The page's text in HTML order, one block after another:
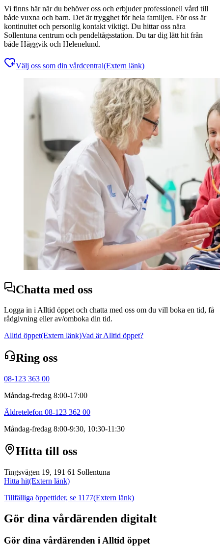
Vi finns här när du behöver oss och erbjuder professionell vård till
både vuxna och barn. Det är trygghet för hela familjen. För oss är
kontinuitet och personlig kontakt viktigt. Du hittar oss nära
Sollentuna centrum och pendeltågsstation. Du tar dig lätt hit från
både Häggvik och Helenelund.
Välj oss som din vårdcentral(Extern länk)
Chatta med oss
Logga in i Alltid öppet och chatta med oss om du vill boka en tid, få
rådgivning eller av/omboka din tid.
Alltid öppet(Extern länk)Vad är Alltid öppet?
Ring oss
08-123 363 00
Måndag-fredag 8:00-17:00
Äldretelefon 08-123 362 00
Måndag-fredag 8:00-9:30, 10:30-11:30
Hitta till oss
Tingsvägen 19, 191 61 Sollentuna
Hitta hit(Extern länk)
Tillfälliga öppettider, se 1177(Extern länk)
Gör dina vårdärenden digitalt
Gör dina vårdärenden i Alltid öppet